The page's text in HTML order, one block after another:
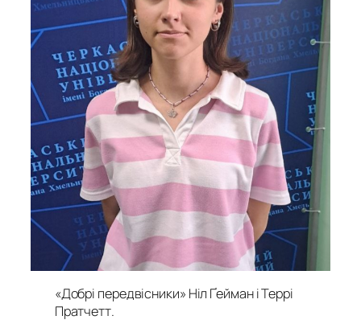
«Добрі передвісники» Ніл Ґейман і Террі
Пратчетт.